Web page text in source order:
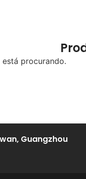
procurando.
Guangzhou